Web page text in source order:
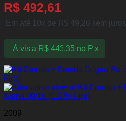
R$ 492,61
Em até 10x de R$ 49,26 sem juros
À vista R$443,35 no Pix
2009